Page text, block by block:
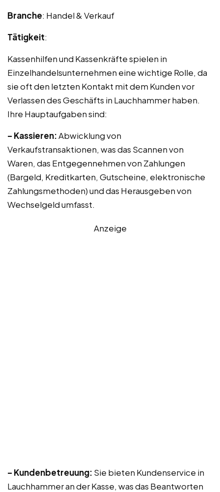
Branche: Handel & Verkauf
Tätigkeit:
Kassenhilfen und Kassenkräfte spielen in
Einzelhandelsunternehmen eine wichtige Rolle, da
sie oft den letzten Kontakt mit dem Kunden vor
Verlassen des Geschäfts in Lauchhammer haben.
Ihre Hauptaufgaben sind:
– Kassieren:Abwicklung von
Verkaufstransaktionen, was das Scannen von
Waren, das Entgegennehmen von Zahlungen
(Bargeld, Kreditkarten, Gutscheine, elektronische
Zahlungsmethoden) und das Herausgeben von
Wechselgeld umfasst.
Anzeige
– Kundenbetreuung: Sie bieten Kundenservice in
Lauchhammer an der Kasse, was das Beantworten